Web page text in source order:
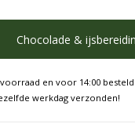
Chocolade &
en voor 14:00 besteld
werkdag verzonden!